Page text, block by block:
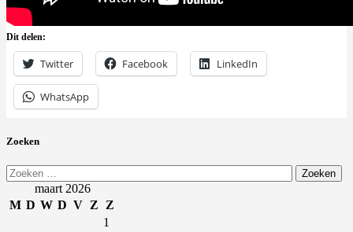
Dit delen:
Twitter Facebook LinkedIn
WhatsApp
Zoeken
Zoeken
naar: maart 2026
M D W D V Z Z
1